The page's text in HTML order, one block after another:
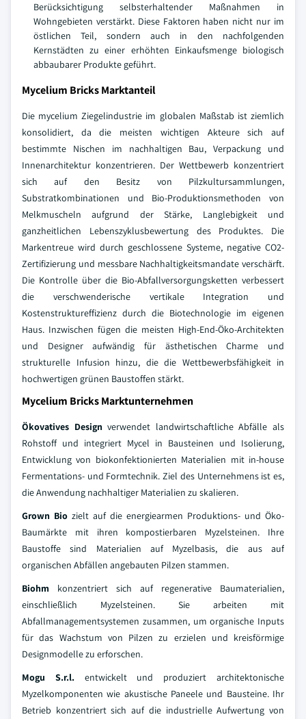
Berücksichtigung selbsterhaltender Maßnahmen in
Wohngebieten verstärkt. Diese Faktoren haben nicht nur im
östlichen Teil, sondern auch in den nachfolgenden
Kernstädten zu einer erhöhten Einkaufsmenge biologisch
abbaubarer Produkte geführt.
Mycelium Bricks Marktanteil
Die mycelium Ziegelindustrie im globalen Maßstab ist ziemlich
konsolidiert, da die meisten wichtigen Akteure sich auf
bestimmte Nischen im nachhaltigen Bau, Verpackung und
Innenarchitektur konzentrieren. Der Wettbewerb konzentriert
sich auf den Besitz von Pilzkultursammlungen,
Substratkombinationen und Bio-Produktionsmethoden von
Melkmuscheln aufgrund der Stärke, Langlebigkeit und
ganzheitlichen Lebenszyklusbewertung des Produktes. Die
Markentreue wird durch geschlossene Systeme, negative CO2-
Zertifizierung und messbare Nachhaltigkeitsmandate verschärft.
Die Kontrolle über die Bio-Abfallversorgungsketten verbessert
die verschwenderische vertikale Integration und
Kostenstruktureffizienz durch die Biotechnologie im eigenen
Haus. Inzwischen fügen die meisten High-End-Öko-Architekten
und Designer aufwändig für ästhetischen Charme und
strukturelle Infusion hinzu, die die Wettbewerbsfähigkeit in
hochwertigen grünen Baustoffen stärkt.
Mycelium Bricks Marktunternehmen
Ökovatives Design verwendet landwirtschaftliche Abfälle als
Rohstoff und integriert Mycel in Bausteinen und Isolierung,
Entwicklung von biokonfektionierten Materialien mit in-house
Fermentations- und Formtechnik. Ziel des Unternehmens ist es,
die Anwendung nachhaltiger Materialien zu skalieren.
Grown Bio zielt auf die energiearmen Produktions- und Öko-
Baumärkte mit ihren kompostierbaren Myzelsteinen. Ihre
Baustoffe sind Materialien auf Myzelbasis, die aus auf
organischen Abfällen angebauten Pilzen stammen.
Biohm konzentriert sich auf regenerative Baumaterialien,
einschließlich Myzelsteinen. Sie arbeiten mit
Abfallmanagementsystemen zusammen, um organische Inputs
für das Wachstum von Pilzen zu erzielen und kreisförmige
Designmodelle zu erforschen.
Mogu S.r.l.entwickelt und produziert architektonische
Myzelkomponenten wie akustische Paneele und Bausteine. Ihr
Betrieb konzentriert sich auf die industrielle Aufwertung von